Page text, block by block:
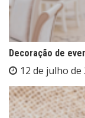
Decoração de
12 de julho de